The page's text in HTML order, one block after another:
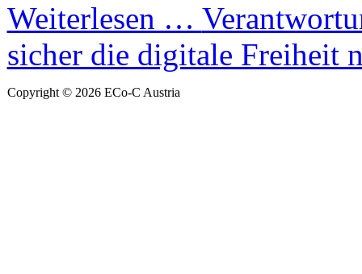
Weiterlesen …
sicher die digitale Freiheit
Copyright © 2026 ECo-C Austria